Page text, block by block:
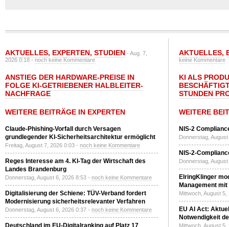
AKTUELLES, EXPERTEN, STUDIEN - Aug. 7,
2026 0:18 -noch keine Kommentare
ANSTIEG DER HARDWARE-PREISE IN
FOLGE KI-GETRIEBENER HALBLEITER-
NACHFRAGE
WEITERE BEITRÄGE IN EXPERTEN
Claude-Phishing-Vorfall durch Versagen
grundlegender KI-Sicherheitsarchitektur ermöglicht
Freitag, August 7, 2026 0:03 - noch keine Kommentare
Reges Interesse am 4. KI-Tag der Wirtschaft des
Landes Brandenburg
Donnerstag, August 6, 2026 8:53 - noch keine Kommentare
Digitalisierung der Schiene: TÜV-Verband fordert
Modernisierung sicherheitsrelevanter Verfahren
Donnerstag, August 6, 2026 0:37 - noch keine Kommentare
Deutschland im EU-Digitalranking auf Platz 17
AKTUELLES,
keine Kommentare
KI ALS
STUNDEN
WEITERE
NIS-2
Donnerstag,
NIS-2-
Donnerstag,
ElringKlinger
Management
Mittwoch, August
EU AI Act:
Notwendigkeit
Mittwoch, August